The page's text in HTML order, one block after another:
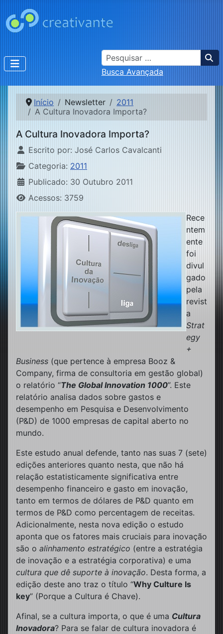
Busca
Busca Avançada
Início Newsletter
2011
A Cultura Inovadora Importa?
A Cultura Inovadora Importa?
Detalhes
Escrito por: José Carlos Cavalcanti
Categoria: 2011
Publicado: 30 Outubro 2011
Acessos: 3759
Rece
ntem
ente
foi
divul
gado
pela
revist
a
Strat
egy
+
Business (que pertence à empresa Booz &
Company, firma de consultoria em gestão global)
o relatório “The Global Innovation 1000”. Este
relatório analisa dados sobre gastos e
desempenho em Pesquisa e Desenvolvimento
(P&D) de 1000 empresas de capital aberto no
mundo.
Este estudo anual defende, tanto nas suas 7 (sete)
edições anteriores quanto nesta, que não há
relação estatisticamente significativa entre
desempenho financeiro e gasto em inovação,
tanto em termos de dólares de P&D quanto em
termos de P&D como percentagem de receitas.
Adicionalmente, nesta nova edição o estudo
aponta que os fatores mais cruciais para inovação
são o alinhamento estratégico (entre a estratégia
de inovação e a estratégia corporativa) e uma
cultura que dê suporte à inovação. Desta forma, a
edição deste ano traz o título “Why Culture Is
key” (Porque a Cultura é Chave).
Afinal, se a cultura importa, o que é uma Cultura
Inovadora? Para se falar de cultura inovadora é